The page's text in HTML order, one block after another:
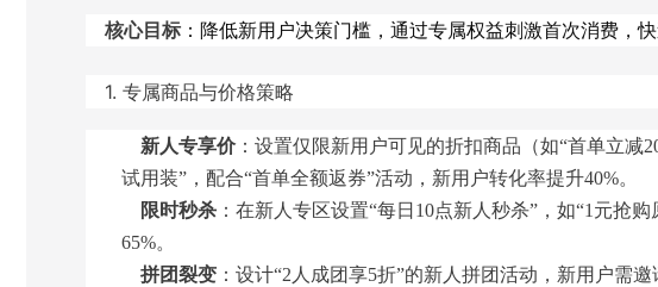
核心目标 ：降低新用户决策门槛，通过专属权益刺激首次消费，
1. 专属商品与价格策略
新人专享价：设置仅限新用户可见的折扣商品（如“首单立减
试用装”，配合“首单全额返券”活动，新用户转化率提升40%。
限时秒杀 ：在新人专区设置“每日10点新人秒杀”，如“1元抢
65%。
拼团裂变 ：设计“2人成团享5折”的新人拼团活动，新用户需